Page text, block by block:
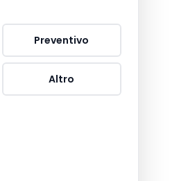
Preventivo
Altro